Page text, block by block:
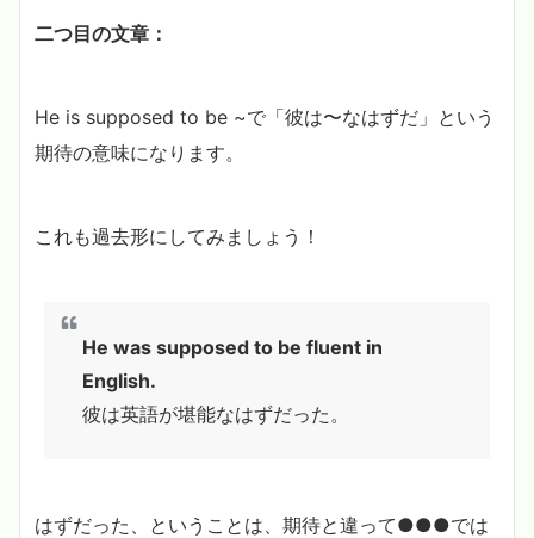
二つ目の文章：
He is supposed to be ~で「彼は〜なはずだ」という
期待の意味になります。
これも過去形にしてみましょう！
He was supposed to be fluent in
English.
彼は英語が堪能なはずだった。
はずだった、ということは、期待と違って●●●では